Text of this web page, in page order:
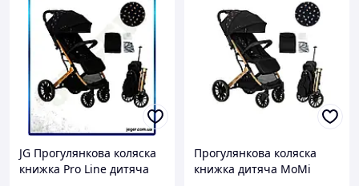
JG Прогулянкова коляска
книжка Pro Line дитяча
Прогулянкова коляска
книжка дитяча MoMi